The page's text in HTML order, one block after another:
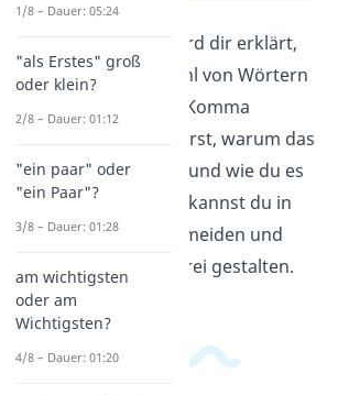
In diesem Video wird dir erklärt,
wie du die Mehrzahl von Wörtern
korrekt mit einem Komma
schreibst. Du erfährst, warum das
Komma wichtig ist und wie du es
richtig einsetzt. So kannst du in
Zukunft Fehler vermeiden und
deine Texte fehlerfrei gestalten.
1/8 – Dauer: 05:24
"als Erstes" groß
oder klein?
2/8 – Dauer: 01:12
"ein paar" oder
"ein Paar"?
3/8 – Dauer: 01:28
am wichtigsten
oder am
Wichtigsten?
4/8 – Dauer: 01:20